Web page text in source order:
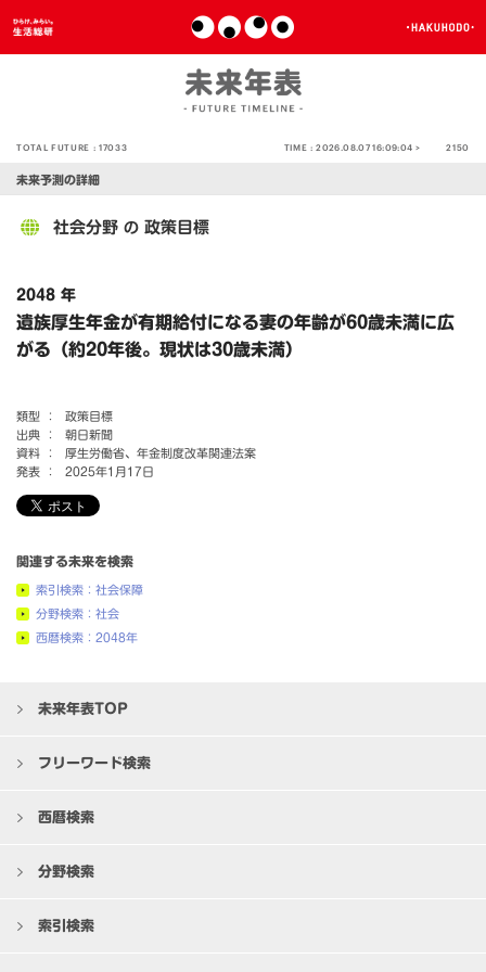
TOTAL FUTURE :17033 TIME :2026.08.07 16:09:04 > 2150
未来予測の詳細
社会分野 の 政策目標
2048 年
遺族厚生年金が有期給付になる妻の年齢が60歳未満に広
がる（約20年後。現状は30歳未満）
類型 ：
政策目標
出典 ：
朝日新聞
資料 ：
厚生労働省、年金制度改革関連法案
発表 ：
2025年1月17日
関連する未来を検索
索引検索：社会保障
分野検索：社会
西暦検索：2048年
未来年表TOP
フリーワード検索
西暦検索
分野検索
索引検索